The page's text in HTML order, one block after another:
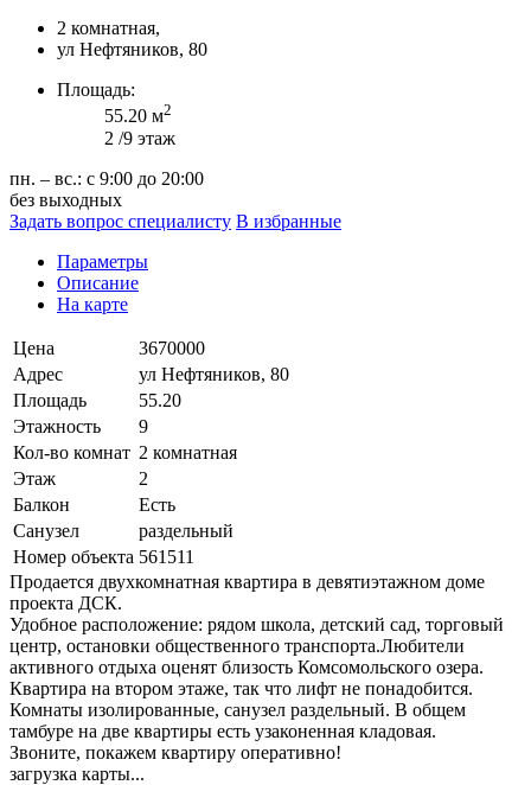
2 комнатная,
ул Нефтяников, 80
Площадь:
55.20 м2
2 /9 этаж
пн. – вс.: с 9:00 до 20:00
без выходных
Задать вопрос специалисту В избранные
Параметры
Описание
На карте
Цена
3670000
Адрес
ул Нефтяников, 80
Площадь
55.20
Этажность
9
Кол-во комнат 2 комнатная
Этаж
2
Балкон
Есть
Санузел
раздельный
Номер объекта 561511
Продается двухкомнатная квартира в девятиэтажном доме
проекта ДСК.
Удобное расположение: рядом школа, детский сад, торговый
центр, остановки общественного транспорта.Любители
активного отдыха оценят близость Комсомольского озера.
Квартира на втором этаже, так что лифт не понадобится.
Комнаты изолированные, санузел раздельный. В общем
тамбуре на две квартиры есть узаконенная кладовая.
Звоните, покажем квартиру оперативно!
загрузка карты...